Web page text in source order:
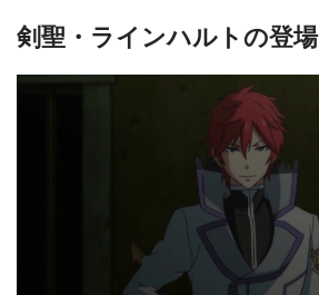
剣聖・ラインハルトの登場